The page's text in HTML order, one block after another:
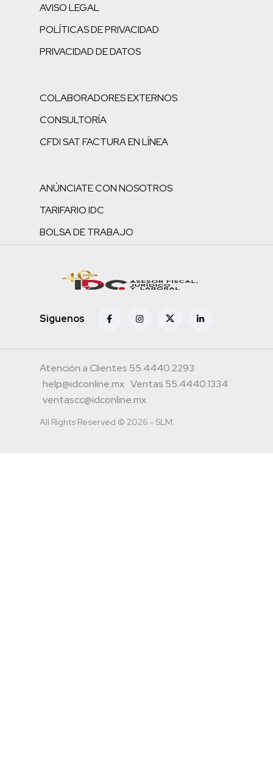
AVISO LEGAL
POLÍTICAS DE PRIVACIDAD
PRIVACIDAD DE DATOS
COLABORADORES EXTERNOS
CONSULTORÍA
CFDI SAT FACTURA EN LÍNEA
ANÚNCIATE CON NOSOTROS
TARIFARIO IDC
BOLSA DE TRABAJO
Siguenos
Atención a Clientes 55.4440.2293
help@idconline.mx Ventas 55.4440.1334
ventascc@idconline.mx
All Rights Reserved © 2026 - SLM